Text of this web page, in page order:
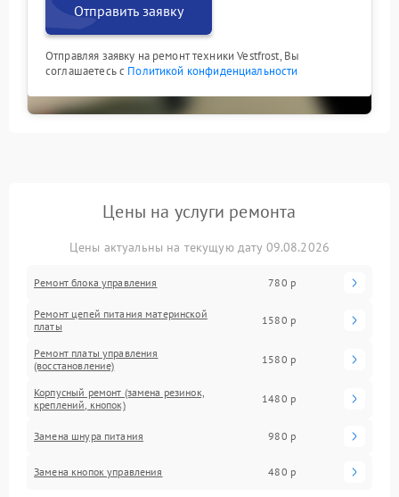
Отправить заявку
Отправляя заявку на ремонт техники Vestfrost, Вы
соглашаетесь с Политикой конфиденциальности
Цены на услуги ремонта
Цены актуальны на текущую дату 09.08.2026
Ремонт блока управления 780 р
Ремонт цепей питания материнской
платы
1580 р
Ремонт платы управления
(восстановление)
1580 р
Корпусный ремонт (замена резинок,
креплений, кнопок)
1480 р
Замена шнура питания 980 р
Замена кнопок управления 480 р